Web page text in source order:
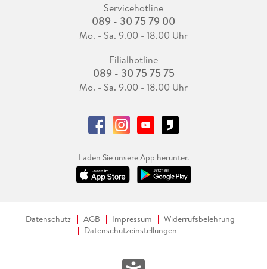
Servicehotline
089 - 30 75 79 00
Mo. - Sa. 9.00 - 18.00 Uhr
Filialhotline
089 - 30 75 75 75
Mo. - Sa. 9.00 - 18.00 Uhr
Laden Sie unsere App herunter.
Datenschutz AGB Impressum
Widerrufsbelehrung
Datenschutzeinstellungen